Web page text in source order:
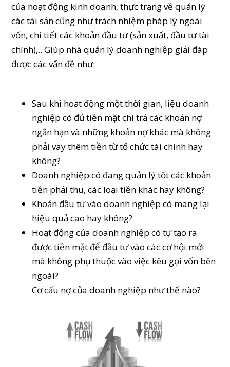
của hoạt động kinh doanh, thực trạng về quản lý
các tài sản cũng như trách nhiệm pháp lý ngoài
vốn, chi tiết các khoản đầu tư (sản xuất, đầu tư tài
chính),.. Giúp nhà quản lý doanh nghiệp giải đáp
được các vấn đề như:
Sau khi hoạt động một thời gian, liệu doanh
nghiệp có đủ tiền mặt chi trả các khoản nợ
ngắn hạn và những khoản nợ khác mà không
phải vay thêm tiền từ tổ chức tài chính hay
không?
Doanh nghiệp có đang quản lý tốt các khoản
tiền phải thu, các loại tiền khác hay không?
Khoản đầu tư vào doanh nghiệp có mang lại
hiệu quả cao hay không?
Hoạt động của doanh nghiệp có tự tạo ra
được tiền mặt để đầu tư vào các cơ hội mới
mà không phụ thuộc vào việc kêu gọi vốn bên
ngoài?
Cơ cấu nợ của doanh nghiệp như thế nào?